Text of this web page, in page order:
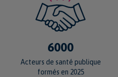
6000
Acteurs de santé publique
formés en 2025